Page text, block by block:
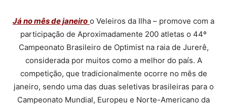
Já no mês de janeiro o Veleiros da Ilha – promove com a
participação de Aproximadamente 200 atletas o 44º
Campeonato Brasileiro de Optimist na raia de Jurerê,
considerada por muitos como a melhor do país. A
competição, que tradicionalmente ocorre no mês de
janeiro, sendo uma das duas seletivas brasileiras para o
Campeonato Mundial, Europeu e Norte-Americano da